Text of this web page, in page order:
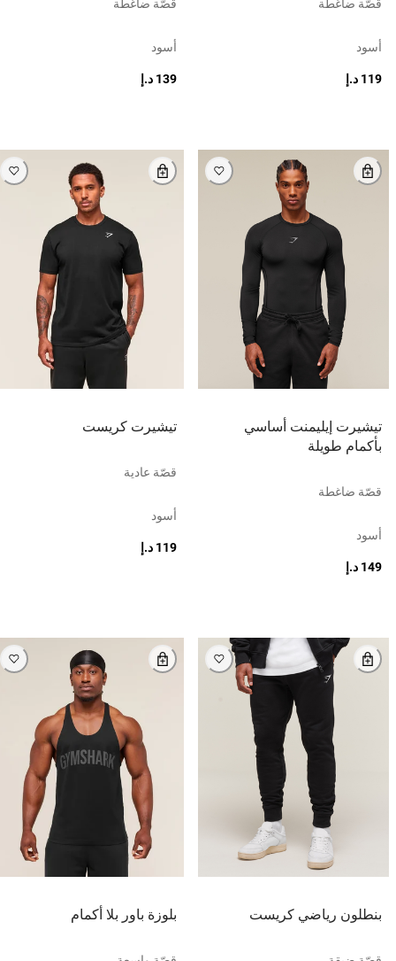
قصّة ضاغطة
أسود
119 د.إ
قصّة ضاغطة
أسود
139 د.إ
تيشيرت إيليمنت أساسي
بأكمام طويلة
قصّة ضاغطة
أسود
149 د.إ
تيشيرت كريست
قصّة عادية
أسود
119 د.إ
بنطلون رياضي كريست بلوزة باور بلا أكمام